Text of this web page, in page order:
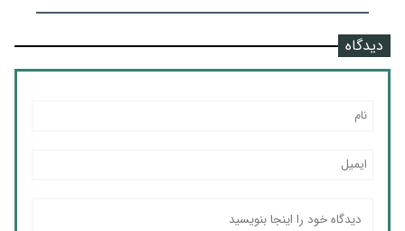
دیدگاه